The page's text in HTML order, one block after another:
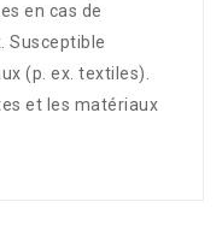
en cas de
Susceptible
(p. ex. textiles).
et les matériaux